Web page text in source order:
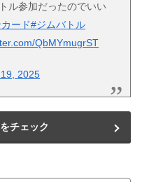
ル参加だったのでいい
ード#ジムバトル
QbMYmugrST
2025
チェック